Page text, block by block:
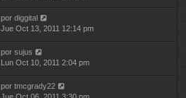
por diggital
Jue Oct 13, 2011 12:14 pm
por sujus
Lun Oct 10, 2011 2:04 pm
por tmcgrady22